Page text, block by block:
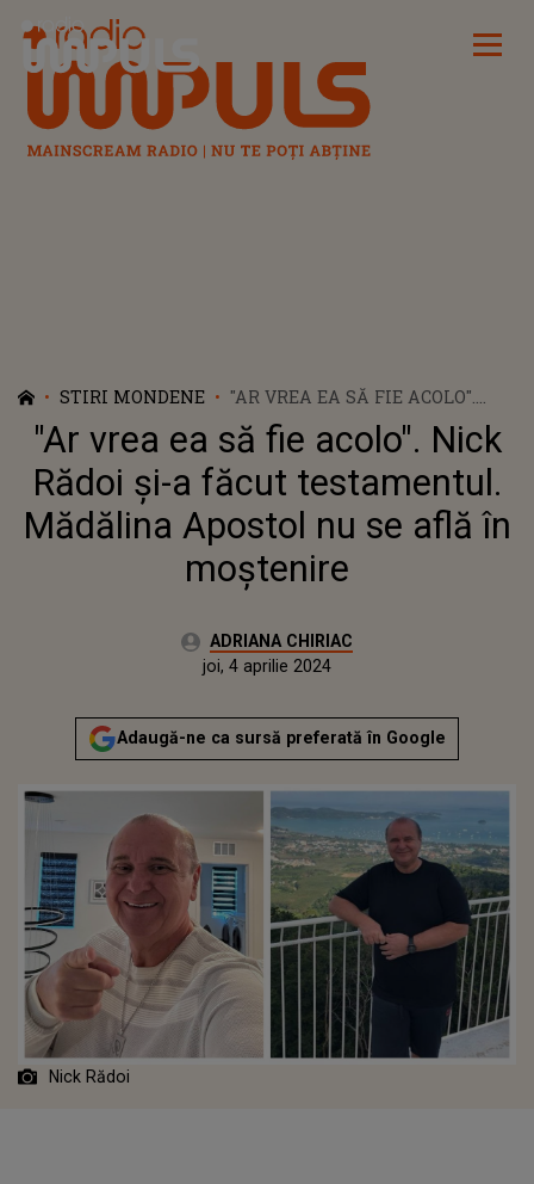
Radio Impuls
STIRI MONDENE
"AR VREA EA SĂ FIE ACOLO".
NICK RĂDOI ȘI-A FĂCUT
TESTAMENTUL. MĂDĂLINA
APOSTOL NU SE AFLĂ ÎN
MOȘTENIRE
"Ar vrea ea să fie acolo". Nick
Rădoi și-a făcut testamentul.
Mădălina Apostol nu se află în
moștenire
Autor:ADRIANA CHIRIAC
Actualizat:
joi, 4 aprilie 2024
Adaugă-ne ca sursă preferată în Google
Nick Rădoi